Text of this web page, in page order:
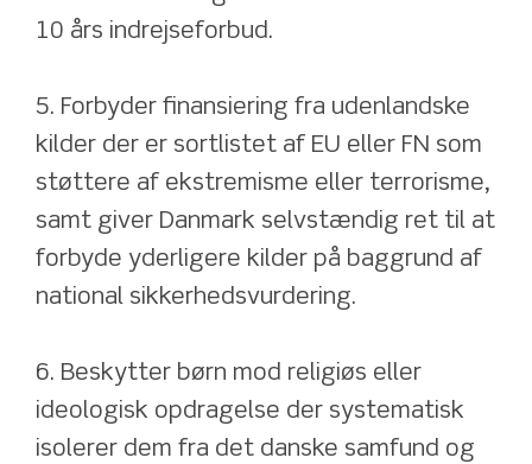
10 års indrejseforbud.
5. Forbyder finansiering fra udenlandske
kilder der er sortlistet af EU eller FN som
støttere af ekstremisme eller terrorisme,
samt giver Danmark selvstændig ret til at
forbyde yderligere kilder på baggrund af
national sikkerhedsvurdering.
6. Beskytter børn mod religiøs eller
ideologisk opdragelse der systematisk
isolerer dem fra det danske samfund og